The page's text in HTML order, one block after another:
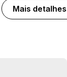
Mais detalhes